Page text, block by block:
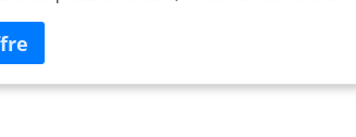
Socle et colonne au centre de couleur
dérivé du bois Ce produit est envoyé
; ils peuvent être livrés à différents